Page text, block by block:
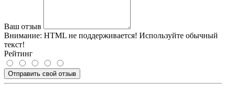
Ваш отзыв
Внимание: HTML не поддерживается! Используйте обычный
текст!
Рейтинг
Отправить свой отзыв